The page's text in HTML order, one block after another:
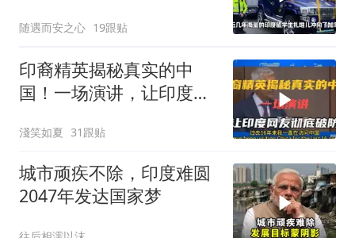
随遇而安之心 19跟贴
印裔精英揭秘真实的中
国！一场演讲，让印度网
淺笑如夏 31跟贴
城市顽疾不除，印度难圆
2047年发达国家梦